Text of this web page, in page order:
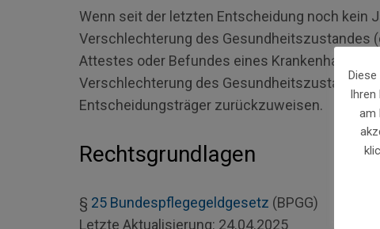
Wenn seit der letzten Entscheidung noch kein
Verschlechterung des Gesundheitszustandes
Attestes oder Befundes eines Krankenhauses)
Verschlechterung des Gesundheitszustandes
Entscheidungsträger zurückzuweisen.
Rechtsgrundlagen
§ 25 Bundespflegegeldgesetz (BPGG)
Letzte Aktualisierung: 24.04.2025
Ihren
am